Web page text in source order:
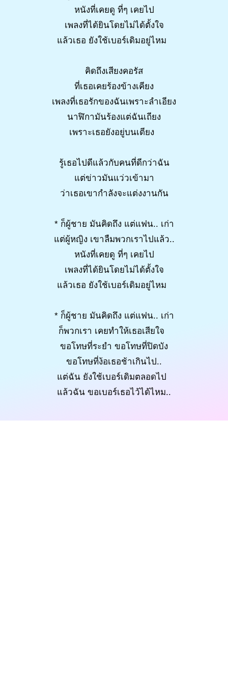
หนังที่เคยดู ที่ๆ เคยไป
เพลงที่ได้ยินโดยไม่ได้ตั้งใจ
แล้วเธอ ยังใช้เบอร์เดิมอยู่ไหม
คิดถึงเสียงคอรัส
ที่เธอเคยร้องข้างเคียง
เพลงที่เธอรักของฉันเพราะลำเอียง
นาฬิกามันร้องแต่ฉันเถียง
เพราะเธอยังอยู่บนเตียง
รู้เธอไปดีแล้วกับคนที่ดีกว่าฉัน
แต่ข่าวมันแว่วเข้ามา
ว่าเธอเขากำลังจะแต่งงานกัน
* ก็ผู้ชาย มันคิดถึง แต่แฟน.. เก่า
แต่ผู้หญิง เขาลืมพวกเราไปแล้ว..
หนังที่เคยดู ที่ๆ เคยไป
เพลงที่ได้ยินโดยไม่ได้ตั้งใจ
แล้วเธอ ยังใช้เบอร์เดิมอยู่ไหม
* ก็ผู้ชาย มันคิดถึง แต่แฟน.. เก่า
ก็พวกเรา เคยทำให้เธอเสียใจ
ขอโทษที่ระยำ ขอโทษที่ปิดบัง
ขอโทษที่ง้อเธอช้าเกินไป..
แต่ฉัน ยังใช้เบอร์เดิมตลอดไป
แล้วฉัน ขอเบอร์เธอไว้ได้ไหม..